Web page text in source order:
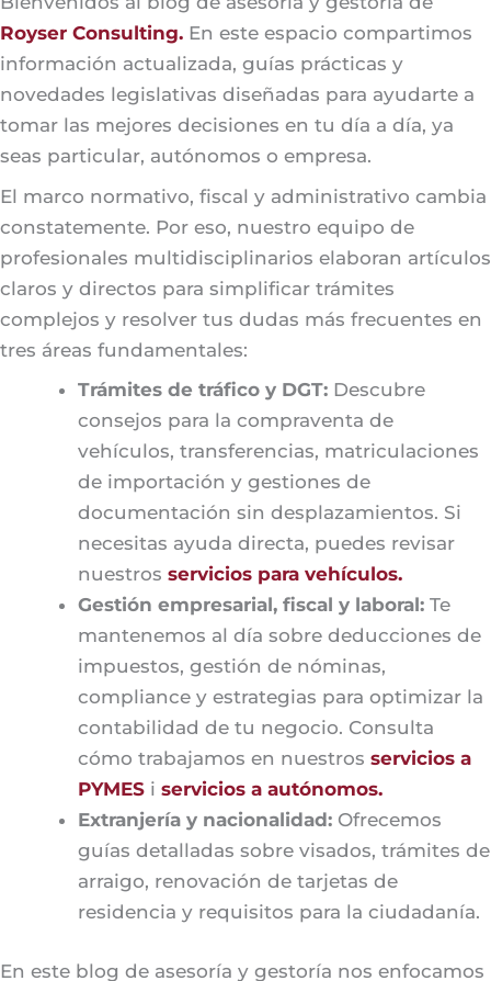
Royser Consulting. En este espacio compartimos
información actualizada, guías prácticas y
novedades legislativas diseñadas para ayudarte a
tomar las mejores decisiones en tu día a día, ya
seas particular, autónomos o empresa.
El marco normativo, fiscal y administrativo cambia
constatemente. Por eso, nuestro equipo de
profesionales multidisciplinarios elaboran artículos
claros y directos para simplificar trámites
complejos y resolver tus dudas más frecuentes en
tres áreas fundamentales:
Trámites de tráfico y DGT: Descubre
consejos para la compraventa de
vehículos, transferencias, matriculaciones
de importación y gestiones de
documentación sin desplazamientos. Si
necesitas ayuda directa, puedes revisar
nuestros servicios para vehículos.
Gestión empresarial, fiscal y laboral: Te
mantenemos al día sobre deducciones de
impuestos, gestión de nóminas,
compliance y estrategias para optimizar la
contabilidad de tu negocio. Consulta
cómo trabajamos en nuestros servicios a
PYMES i servicios a autónomos.
Extranjería y nacionalidad: Ofrecemos
guías detalladas sobre visados, trámites de
arraigo, renovación de tarjetas de
residencia y requisitos para la ciudadanía.
En este blog de asesoría y gestoría nos enfocamos